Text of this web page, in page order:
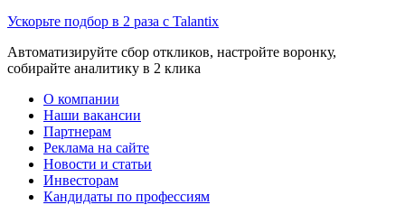
Ускорьте подбор в 2 раза с Talantix
Автоматизируйте сбор откликов, настройте воронку,
собирайте аналитику в 2 клика
О компании
Наши вакансии
Партнерам
Реклама на сайте
Новости и статьи
Инвесторам
Кандидаты по профессиям